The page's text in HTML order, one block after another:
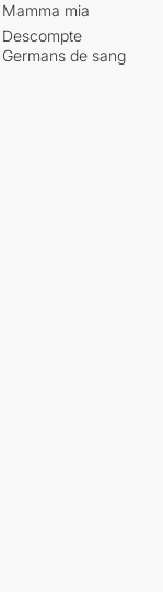
Mamma mia
Descompte
Germans de sang